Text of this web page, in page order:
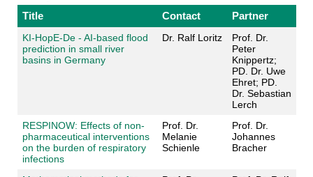
Title Contact Partner
KI-HopE-De - AI-based flood
prediction in small river
basins in Germany
Dr. Ralf Loritz
Prof. Dr.
Peter
Knippertz;
PD. Dr. Uwe
Ehret; PD.
Dr. Sebastian
Lerch
RESPINOW: Effects of non-
pharmaceutical interventions
on the burden of respiratory
infections
Prof. Dr.
Melanie
Schienle
Prof. Dr.
Johannes
Bracher